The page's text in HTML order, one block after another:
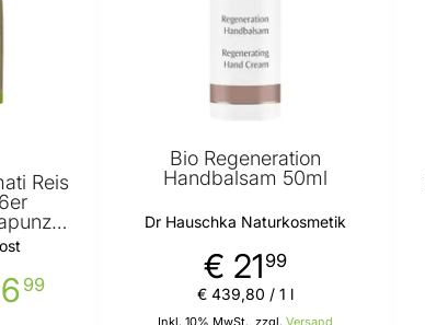
Reis
99
Bio Regeneration
Handbalsam 50ml
Dr Hauschka Naturkosmetik
€ 21 99
Inkl. 10% MwSt., zzgl. Versand
€ 439,80 / 1 l